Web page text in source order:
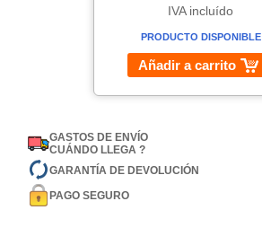
IVA incluído
PRODUCTO DISPONIBLE
Añadir a carrito
GASTOS DE ENVÍO
CUÁNDO LLEGA ?
GARANTÍA DE DEVOLUCIÓN
PAGO SEGURO